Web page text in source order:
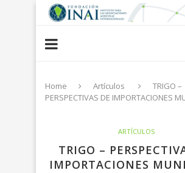
Home Artículos
TRIGO –
PERSPECTIVAS DE IMPORTACIONES
ARTÍCULOS
TRIGO –
IMPORTACIONES